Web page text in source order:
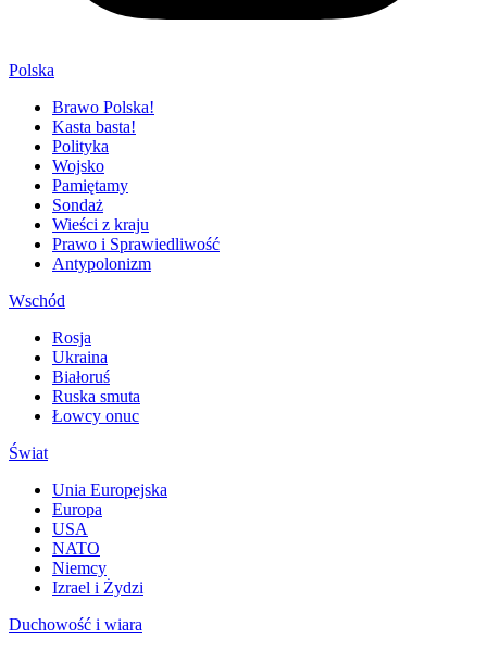
Polska
Brawo Polska!
Kasta basta!
Polityka
Wojsko
Pamiętamy
Sondaż
Wieści z kraju
Prawo i Sprawiedliwość
Antypolonizm
Wschód
Rosja
Ukraina
Białoruś
Ruska smuta
Łowcy onuc
Świat
Unia Europejska
Europa
USA
NATO
Niemcy
Izrael i Żydzi
Duchowość i wiara